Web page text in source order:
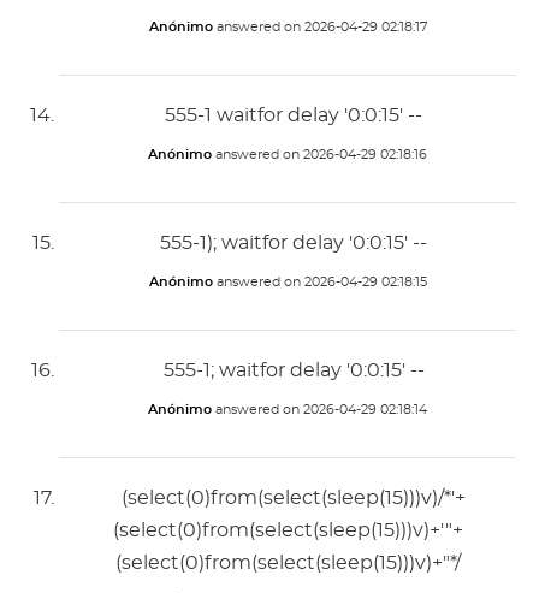
Anónimoanswered on 2026-04-29 02:18:17
555-1 waitfor delay '0:0:15' --
Anónimo answered on 2026-04-29 02:18:16
555-1); waitfor delay '0:0:15' --
Anónimoanswered on 2026-04-29 02:18:15
555-1; waitfor delay '0:0:15' --
Anónimo answered on 2026-04-29 02:18:14
(select(0)from(select(sleep(15)))v)/*'+
(select(0)from(select(sleep(15)))v)+'"+
(select(0)from(select(sleep(15)))v)+"*/